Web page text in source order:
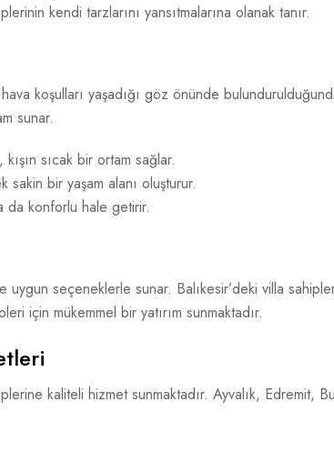
kendi tarzlarını yansıtmalarına olanak tanır.
koşulları yaşadığı göz önünde
sunar.
kışın sıcak bir ortam sağlar.
sakin bir yaşam alanı oluşturur.
da konforlu hale getirir.
seçeneklerle sunar. Balıkesir’deki villa
için mükemmel bir yatırım sunmaktadır.
kaliteli hizmet sunmaktadır. Ayvalık,